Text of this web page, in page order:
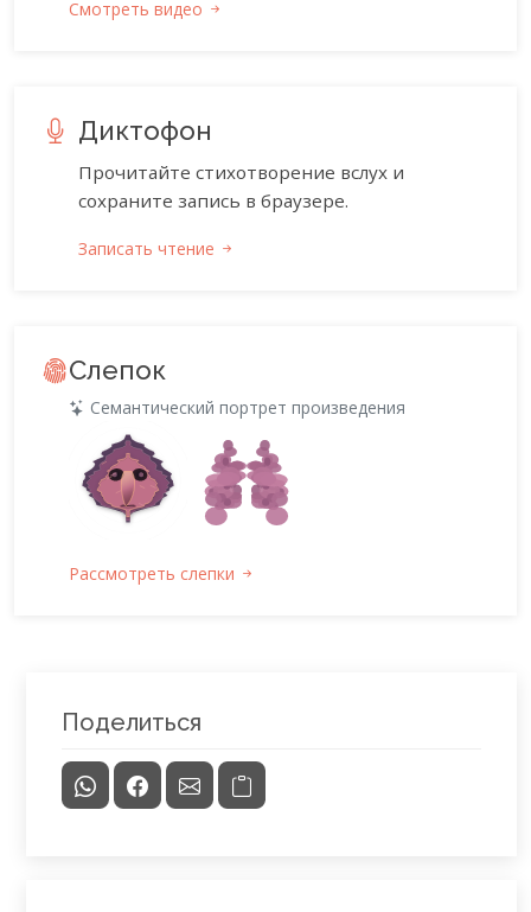
Смотреть видео
Диктофон
Прочитайте стихотворение вслух и
сохраните запись в браузере.
Записать чтение
Слепок
Семантический портрет произведения
Рассмотреть слепки
Поделиться